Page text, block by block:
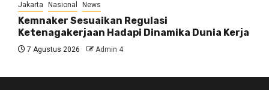
Jakarta Nasional News
Kemnaker Sesuaikan Regulasi
Ketenagakerjaan Hadapi Dinamika Dunia Kerja
7 Agustus 2026 Admin 4